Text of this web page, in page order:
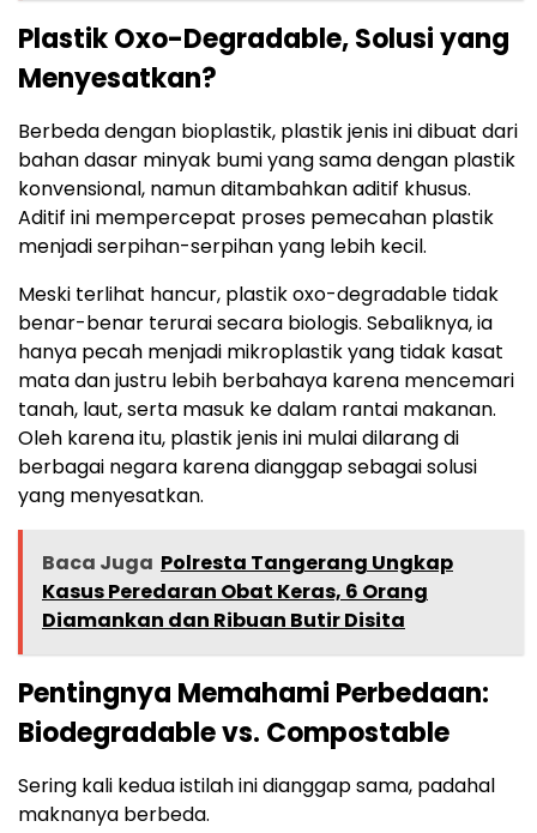
Plastik Oxo-Degradable, Solusi yang
Menyesatkan?
Berbeda dengan bioplastik, plastik jenis ini dibuat dari
bahan dasar minyak bumi yang sama dengan plastik
konvensional, namun ditambahkan aditif khusus.
Aditif ini mempercepat proses pemecahan plastik
menjadi serpihan-serpihan yang lebih kecil.
Meski terlihat hancur, plastik oxo-degradable tidak
benar-benar terurai secara biologis. Sebaliknya, ia
hanya pecah menjadi mikroplastik yang tidak kasat
mata dan justru lebih berbahaya karena mencemari
tanah, laut, serta masuk ke dalam rantai makanan.
Oleh karena itu, plastik jenis ini mulai dilarang di
berbagai negara karena dianggap sebagai solusi
yang menyesatkan.
Baca Juga Polresta Tangerang Ungkap
Kasus Peredaran Obat Keras, 6 Orang
Diamankan dan Ribuan Butir Disita
Pentingnya Memahami Perbedaan:
Biodegradable vs. Compostable
Sering kali kedua istilah ini dianggap sama, padahal
maknanya berbeda.